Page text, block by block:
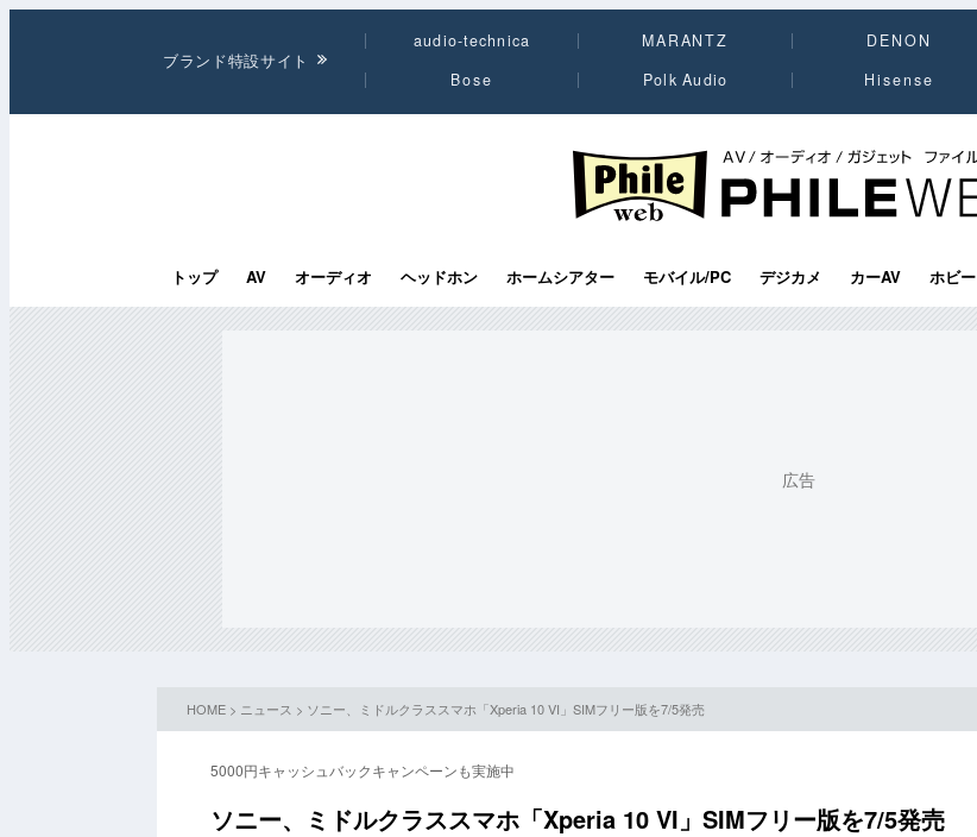
ブランド特設サイト
audio-technica MARANTZ DENON
Bose
Polk Audio Hisense
PHILE WEB｜AV/オーディオ/ガジェット
トップ AV オーディオ ヘッドホン ホームシアター モバイル/PC デジカメ カーAV ホビー
HOME > ニュース > ソニー、ミドルクラススマホ「Xperia 10 VI」SIMフリー版を7/5発売
5000円キャッシュバックキャンペーンも実施中
ソニー、ミドルクラススマホ「Xperia 10 VI」SIMフリー版を7/5発売